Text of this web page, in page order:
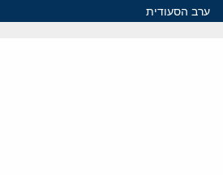
ערב הסעודית